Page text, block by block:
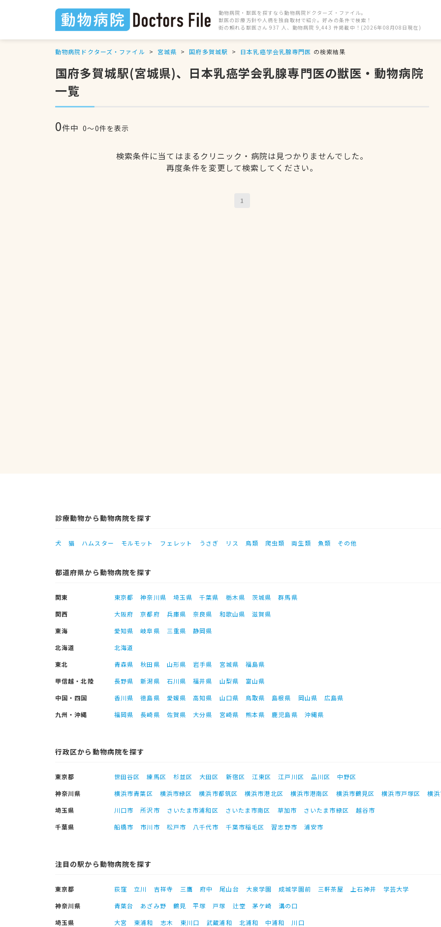
動物病院・獣医を探すなら動物病院ドクターズ・ファイル。
獣医の診療方針や人柄を独自取材で紹介。好みの条件で検索！
街の頼れる獣医さん 937 人、動物病院 9,443 件掲載中！(2026年08月08日現在)
動物病院ドクターズ・ファイル 宮城県 国府多賀城駅 日本乳癌学会乳腺専門医 の検索結果
国府多賀城駅(宮城県)、日本乳癌学会乳腺専門医の獣医・動物病院
一覧
0件中 0〜0件を表示
検索条件に当てはまるクリニック・病院は見つかりませんでした。
再度条件を変更して検索してください。
1
診療動物から動物病院を探す
犬 猫 ハムスター モルモット フェレット うさぎ リス 鳥類 爬虫類 両生類 魚類 その他
都道府県から動物病院を探す
関東 東京都 神奈川県 埼玉県 千葉県 栃木県 茨城県
群馬県
関西
大阪府 京都府 兵庫県 奈良県 和歌山県
滋賀県
東海
愛知県 岐阜県 三重県
静岡県
北海道
北海道
東北
青森県 秋田県 山形県 岩手県 宮城県
福島県
甲信越・北陸
長野県 新潟県 石川県 福井県 山梨県
富山県
中国・四国
香川県 徳島県 愛媛県 高知県 山口県 鳥取県 島根県 岡山県
広島県
九州・沖縄
福岡県 長崎県 佐賀県 大分県 宮崎県 熊本県 鹿児島県 沖縄県
行政区から動物病院を探す
東京都 世田谷区 練馬区 杉並区 大田区 新宿区 江東区 江戸川区 品川区
中野区
神奈川県
横浜市青葉区 横浜市緑区 横浜市都筑区 横浜市港北区 横浜市港南区 横浜市鶴見区 横浜市戸塚区
横
埼玉県
川口市 所沢市 さいたま市浦和区 さいたま市南区 草加市 さいたま市緑区
越谷市
千葉県
船橋市 市川市 松戸市 八千代市 千葉市稲毛区 習志野市 浦安市
注目の駅から動物病院を探す
東京都 荻窪 立川 吉祥寺 三鷹 府中 尾山台 大泉学園 成城学園前 三軒茶屋 上石神井
学芸大学
神奈川県
青葉台 あざみ野 鶴見 平塚 戸塚 辻堂 茅ケ崎
溝の口
埼玉県
大宮 東浦和 志木 東川口 武蔵浦和 北浦和 中浦和
川口